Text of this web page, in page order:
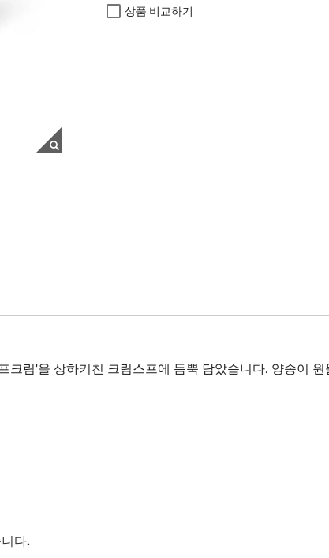
상품 비교하기
림'을 상하키친 크림스프에 듬뿍 담았습니다. 양송이
다.